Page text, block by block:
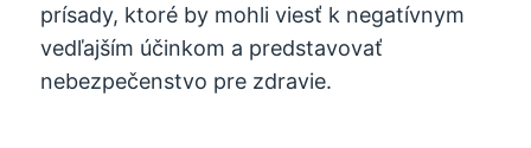
prísady, ktoré by mohli viesť k negatívnym
vedľajším účinkom a predstavovať
nebezpečenstvo pre zdravie.